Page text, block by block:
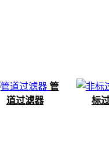
管
道过滤器
标